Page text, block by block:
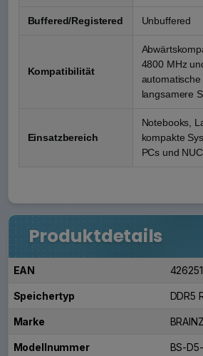
Buffered/Registered Unbuffered
Kompatibilität
4800 MHz
langsamere
Einsatzbereich
Notebooks,
kompakte
PCs und
Produktdetails
EAN
Speichertyp DDR5
Marke
Modellnummer
BS-